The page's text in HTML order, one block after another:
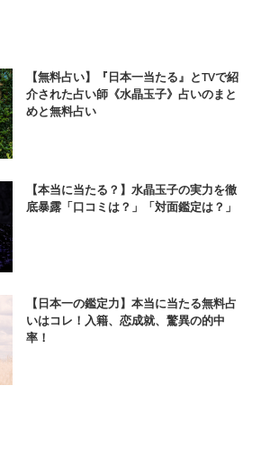
【無料占い】『日本一当たる』とTVで紹
介された占い師《水晶玉子》占いのまと
めと無料占い
【本当に当たる？】水晶玉子の実力を徹
底暴露「口コミは？」「対面鑑定は？」
【日本一の鑑定力】本当に当たる無料占
いはコレ！入籍、恋成就、驚異の的中
率！